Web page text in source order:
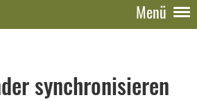
Menü
synchronisieren